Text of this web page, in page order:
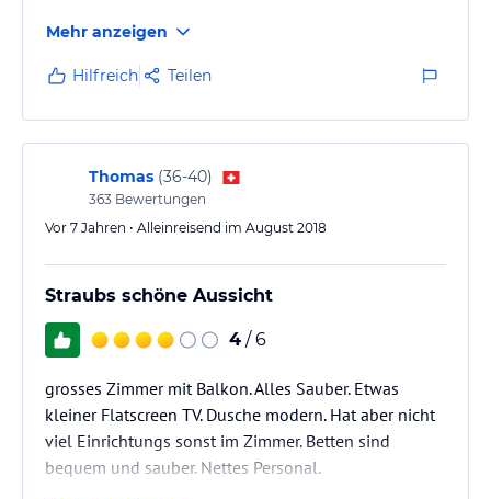
Abreise sollte ich Gebühr für einen Parkplatz zahlen
den ich überhaupt nicht genutzt habe und und und....
Mehr anzeigen
Hilfreich Teilen
Thomas (36-40)
363 Bewertungen
Vor 7 Jahren • Alleinreisend im August 2018
Straubs schöne Aussicht
4 / 6
grosses Zimmer mit Balkon. Alles Sauber. Etwas
kleiner Flatscreen TV. Dusche modern. Hat aber nicht
viel Einrichtungs sonst im Zimmer. Betten sind
bequem und sauber. Nettes Personal.